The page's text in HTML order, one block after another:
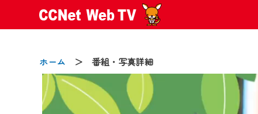
ホーム ＞ 番組・写真詳細